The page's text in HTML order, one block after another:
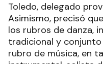
Toledo, delegado
Asimismo, precisó
los rubros de danza,
tradicional y
rubro de música, en